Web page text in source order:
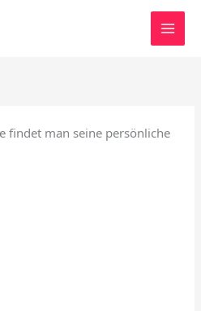
findet man seine persönliche